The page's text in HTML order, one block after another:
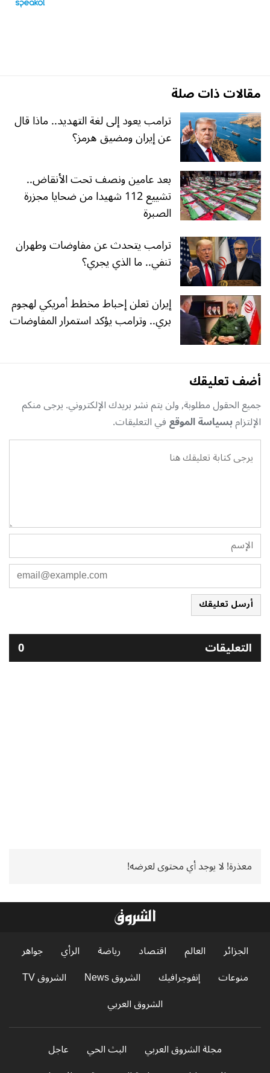
مقالات ذات صلة
ترامب يعود إلى لغة التهديد.. ماذا قال
عن إيران ومضيق هرمز؟
بعد عامين ونصف تحت الأنقاض..
تشييع 112 شهيدا من ضحايا مجزرة
الصبرة
ترامب يتحدث عن مفاوضات وطهران
تنفي.. ما الذي يجري؟
إيران تعلن إحباط مخطط أمريكي لهجوم
بري.. وترامب يؤكد استمرار المفاوضات
أضف تعليقك
جميع الحقول مطلوبة, ولن يتم نشر بريدك الإلكتروني. يرجى منكم
الإلتزامبسياسة الموقعفي التعليقات.
أرسل تعليقك
التعليقات 0
معذرة! لا يوجد أي محتوى لعرضه!
الجزائر العالم اقتصاد رياضة الرأي
جواهر
منوعات
إنفوجرافيك الشروق News
الشروق TV
الشروق العربي
مجلة الشروق العربي البث الحي
عاجل